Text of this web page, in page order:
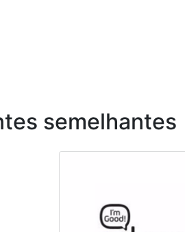
semelhantes